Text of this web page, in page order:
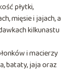
płytki,
mięsie i jajach, a
kilkunastu
i macierzy
bataty, jaja oraz